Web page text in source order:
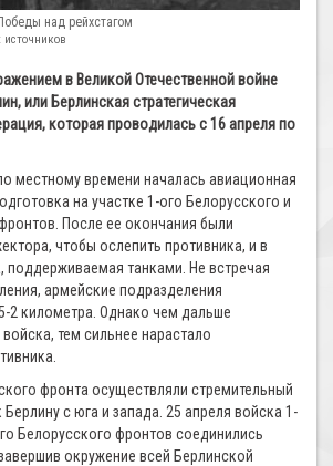
над рейхстагом
источников
в Великой Отечественной войне
или Берлинская стратегическая
которая проводилась с 16 апреля по
местному времени началась авиационная
на участке 1-ого Белорусского и
После ее окончания были
чтобы ослепить противника, и в
поддерживаемая танками. Не встречая
армейские подразделения
2 километра. Однако чем дальше
тем сильнее нарастало
фронта осуществляли стремительный
с юга и запада. 25 апреля войска 1-
Белорусского фронтов соединились
окружение всей Берлинской